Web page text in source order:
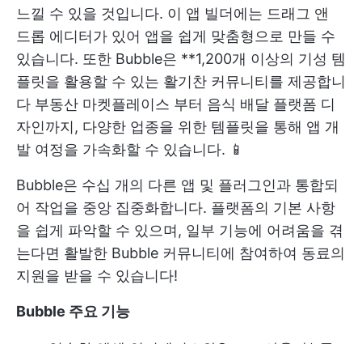
느낄 수 있을 것입니다. 이 앱 빌더에는 드래그 앤
드롭 에디터가 있어 앱을 쉽게 맞춤형으로 만들 수
있습니다. 또한 Bubble은 **1,200개 이상의 기성 템
플릿을 활용할 수 있는 활기찬 커뮤니티를 제공합니
다 부동산 마켓플레이스 부터 음식 배달 플랫폼 디
자인까지, 다양한 업종을 위한 템플릿을 통해 앱 개
발 여정을 가속화할 수 있습니다. 📱
Bubble은 수십 개의 다른 앱 및 플러그인과 통합되
어 작업을 중앙 집중화합니다. 플랫폼의 기본 사항
을 쉽게 파악할 수 있으며, 일부 기능에 어려움을 겪
는다면 활발한 Bubble 커뮤니티에 참여하여 동료의
지원을 받을 수 있습니다!
Bubble 주요 기능